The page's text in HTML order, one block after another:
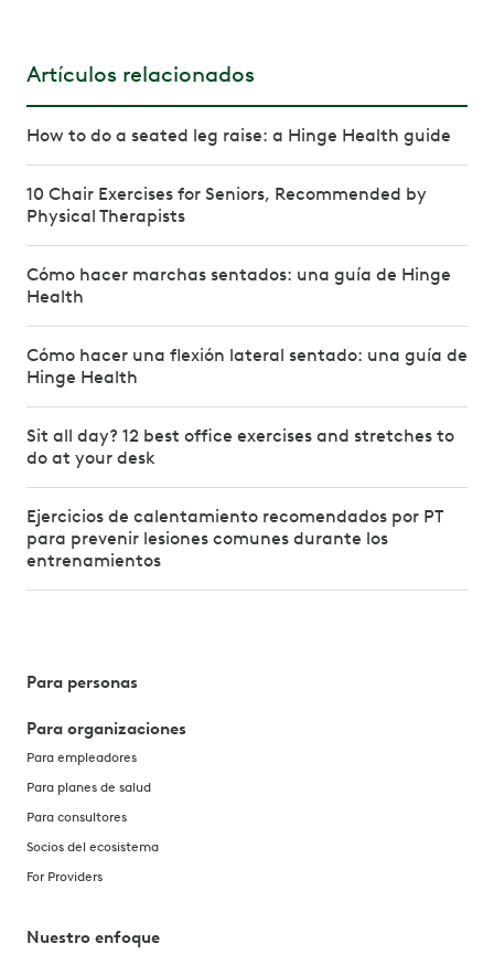
Artículos relacionados
How to do a seated leg raise: a Hinge Health guide
10 Chair Exercises for Seniors, Recommended by
Physical Therapists
Cómo hacer marchas sentados: una guía de Hinge
Health
Cómo hacer una flexión lateral sentado: una guía de
Hinge Health
Sit all day? 12 best office exercises and stretches to
do at your desk
Ejercicios de calentamiento recomendados por PT
para prevenir lesiones comunes durante los
entrenamientos
Para personas
Para organizaciones
Para empleadores
Para planes de salud
Para consultores
Socios del ecosistema
For Providers
Nuestro enfoque